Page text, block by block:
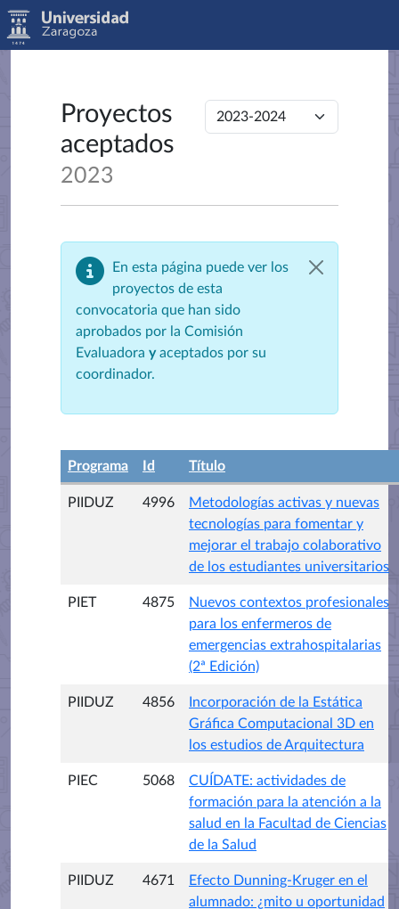
Proyectos
aceptados
2023
En esta página puede ver los
proyectos de esta
convocatoria que han sido
aprobados por la Comisión
Evaluadora yaceptados por su
coordinador.
Programa Id Título
PIIDUZ 4996
Metodologías activas y nuevas
tecnologías para fomentar y
mejorar el trabajo colaborativo
de los estudiantes universitarios
PIET 4875
Nuevos contextos profesionales
para los enfermeros de
emergencias extrahospitalarias
(2ª Edición)
PIIDUZ 4856
Incorporación de la Estática
Gráfica Computacional 3D en
los estudios de Arquitectura
PIEC 5068
CUÍDATE: actividades de
formación para la atención a la
salud en la Facultad de Ciencias
de la Salud
PIIDUZ 4671
Efecto Dunning-Kruger en el
alumnado: ¿mito u oportunidad